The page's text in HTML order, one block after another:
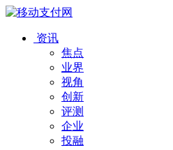
资讯
焦点
业界
视角
创新
评测
企业
投融